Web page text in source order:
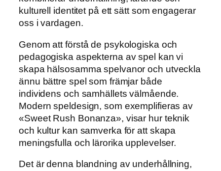
kulturell identitet på ett sätt som engagerar
oss i vardagen.
Genom att förstå de psykologiska och
pedagogiska aspekterna av spel kan vi
skapa hälsosamma spelvanor och utveckla
ännu bättre spel som främjar både
individens och samhällets välmående.
Modern speldesign, som exemplifieras av
«Sweet Rush Bonanza», visar hur teknik
och kultur kan samverka för att skapa
meningsfulla och lärorika upplevelser.
Det är denna blandning av underhållning,